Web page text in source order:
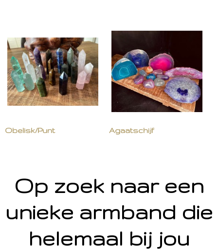
Obelisk/Punt Agaatschijf
Op zoek naar een
unieke armband die
helemaal bij jou